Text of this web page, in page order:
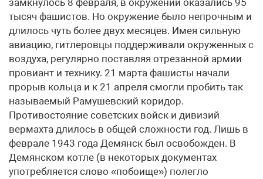
замкнулось 8 февраля, в окружении оказались 95
тысяч фашистов. Но окружение было непрочным и
длилось чуть более двух месяцев. Имея сильную
авиацию, гитлеровцы поддерживали окруженных с
воздуха, регулярно поставляя отрезанной армии
провиант и технику. 21 марта фашисты начали
прорыв кольца и к 21 апреля смогли пробить так
называемый Рамушевский коридор.
Противостояние советских войск и дивизий
вермахта длилось в общей сложности год. Лишь в
феврале 1943 года Демянск был освобожден. В
Демянском котле (в некоторых документах
употребляется слово «побоище») полегло